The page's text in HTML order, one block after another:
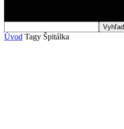
Úvod Tagy Špitálka